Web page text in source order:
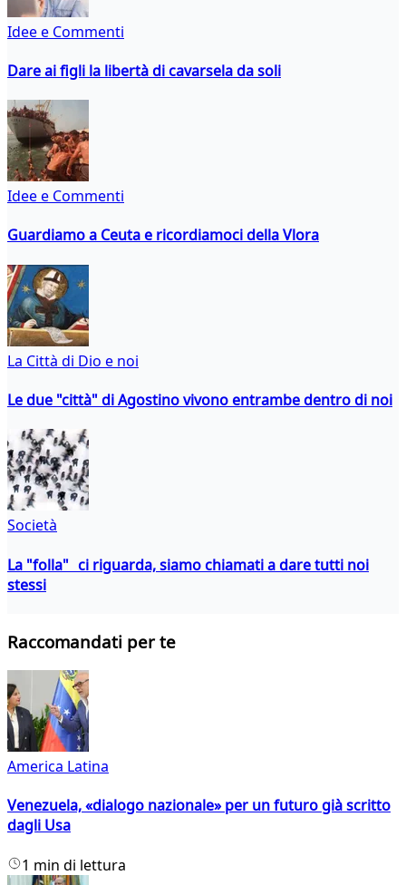
Idee e Commenti
Dare ai figli la libertà di cavarsela da soli
Idee e Commenti
Guardiamo a Ceuta e ricordiamoci della Vlora
La Città di Dio e noi
Le due "città" di Agostino vivono entrambe dentro di noi
Società
La "folla" ci riguarda, siamo chiamati a dare tutti noi
stessi
Raccomandati per te
America Latina
Venezuela, «dialogo nazionale» per un futuro già scritto
dagli Usa
1 min di lettura